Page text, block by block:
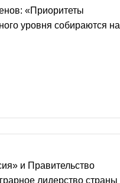
«Приоритеты
уровня собираются на
и Правительство
лидерство страны